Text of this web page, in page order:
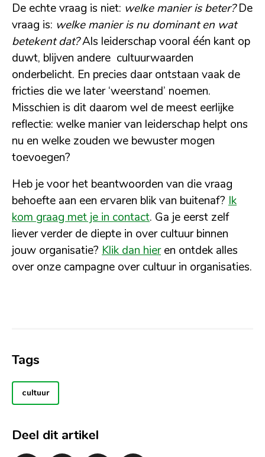
De echte vraag is niet: welke manier is beter?De
vraag is: welke manier is nu dominant en wat
betekent dat?Als leiderschap vooral één kant op
duwt, blijven andere cultuurwaarden
onderbelicht. En precies daar ontstaan vaak de
fricties die we later ‘weerstand’ noemen.
Misschien is dit daarom wel de meest eerlijke
reflectie: welke manier van leiderschap helpt ons
nu en welke zouden we bewuster mogen
toevoegen?
Heb je voor het beantwoorden van die vraag
behoefte aan een ervaren blik van buitenaf? Ik
kom graag met je in contact. Ga je eerst zelf
liever verder de diepte in over cultuur binnen
jouw organisatie? Klik dan hieren ontdek alles
over onze campagne over cultuur in organisaties.
Tags
cultuur
Deel dit artikel